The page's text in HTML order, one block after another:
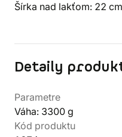
Šírka nad lakťom: 22 cm
Detaily
Parametre
Váha: 3300 g
Kód produktu